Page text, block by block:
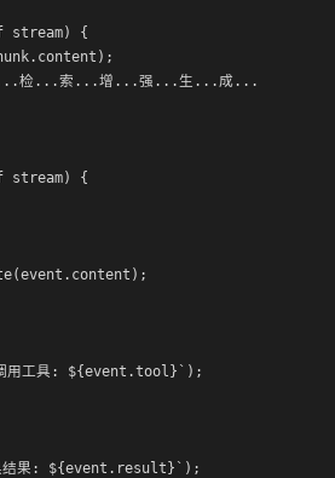
stream) {
检...索...增...强...生...成...
stream) {
工具: ${event.tool}`);
果: ${event.result}`);